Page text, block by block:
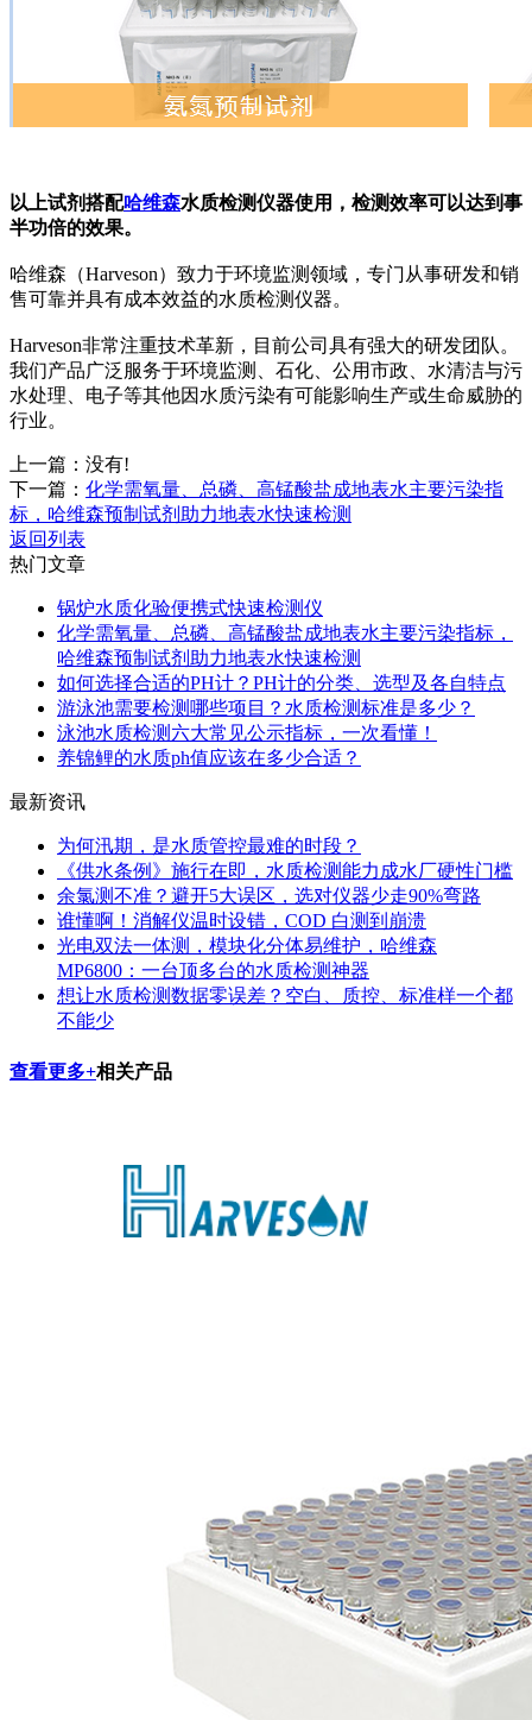
以上试剂搭配哈维森水质检测仪器使用，检测效率可以达到事
半功倍的效果。
哈维森（Harveson）致力于环境监测领域，专门从事研发和销
售可靠并具有成本效益的水质检测仪器。
Harveson非常注重技术革新，目前公司具有强大的研发团队。
我们产品广泛服务于环境监测、石化、公用市政、水清洁与污
水处理、电子等其他因水质污染有可能影响生产或生命威胁的
行业。
上一篇： 没有!
下一篇： 化学需氧量、总磷、高锰酸盐成地表水主要污染指
标，哈维森预制试剂助力地表水快速检测
返回列表
热门文章
锅炉水质化验便携式快速检测仪
化学需氧量、总磷、高锰酸盐成地表水主要污染指标，
哈维森预制试剂助力地表水快速检测
如何选择合适的PH计？PH计的分类、选型及各自特点
游泳池需要检测哪些项目？水质检测标准是多少？
泳池水质检测六大常见公示指标，一次看懂！
养锦鲤的水质ph值应该在多少合适？
最新资讯
为何汛期，是水质管控最难的时段？
《供水条例》施行在即，水质检测能力成水厂硬性门槛
余氯测不准？避开5大误区，选对仪器少走90%弯路
谁懂啊！消解仪温时设错，COD 白测到崩溃
光电双法一体测，模块化分体易维护，哈维森
MP6800：一台顶多台的水质检测神器
想让水质检测数据零误差？空白、质控、标准样一个都
不能少
查看更多+相关产品